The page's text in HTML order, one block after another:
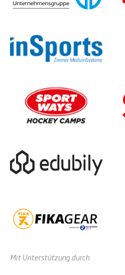
Mit Unterstützung durch